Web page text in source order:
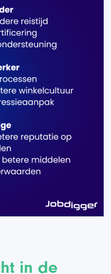
in de